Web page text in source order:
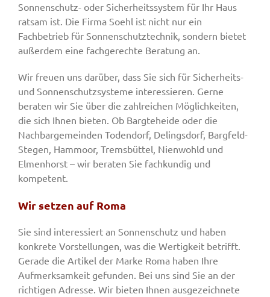
Sonnenschutz- oder Sicherheitssystem für Ihr Haus
ratsam ist. Die Firma Soehl ist nicht nur ein
Fachbetrieb für Sonnenschutztechnik, sondern bietet
außerdem eine fachgerechte Beratung an.
Wir freuen uns darüber, dass Sie sich für Sicherheits-
und Sonnenschutzsysteme interessieren. Gerne
beraten wir Sie über die zahlreichen Möglichkeiten,
die sich Ihnen bieten. Ob Bargteheide oder die
Nachbargemeinden Todendorf, Delingsdorf, Bargfeld-
Stegen, Hammoor, Tremsbüttel, Nienwohld und
Elmenhorst – wir beraten Sie fachkundig und
kompetent.
Wir setzen auf Roma
Sie sind interessiert an Sonnenschutz und haben
konkrete Vorstellungen, was die Wertigkeit betrifft.
Gerade die Artikel der Marke Roma haben Ihre
Aufmerksamkeit gefunden. Bei uns sind Sie an der
richtigen Adresse. Wir bieten Ihnen ausgezeichnete